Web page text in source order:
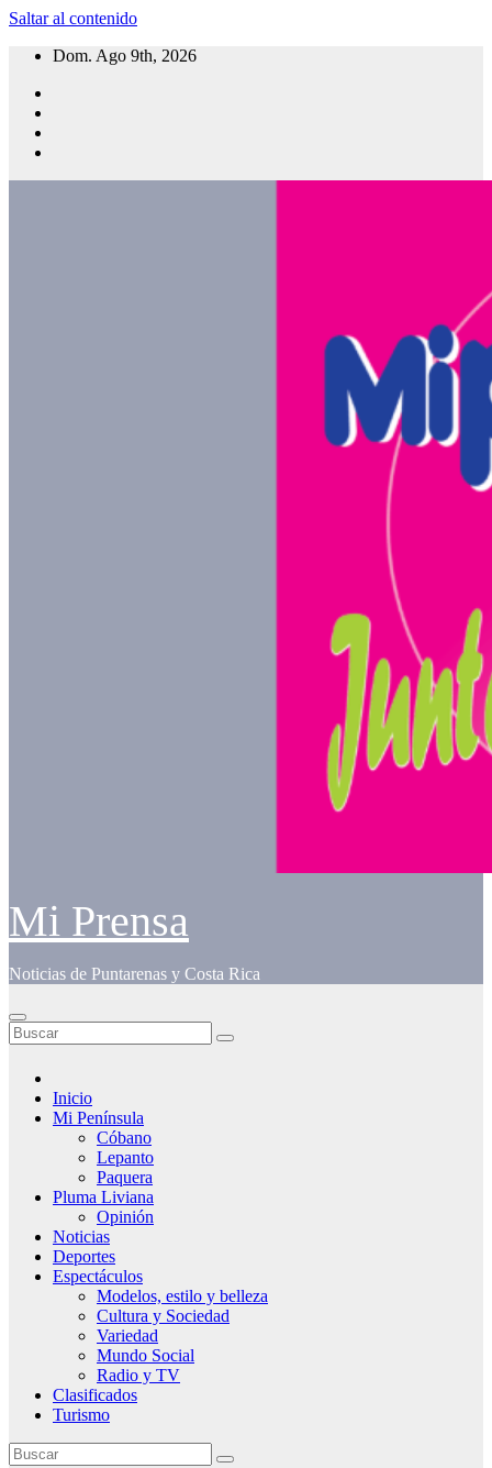
Saltar al contenido
Dom. Ago 9th, 2026
Mi Prensa
Noticias de Puntarenas y Costa Rica
Inicio
Mi Península
Cóbano
Lepanto
Paquera
Pluma Liviana
Opinión
Noticias
Deportes
Espectáculos
Modelos, estilo y belleza
Cultura y Sociedad
Variedad
Mundo Social
Radio y TV
Clasificados
Turismo